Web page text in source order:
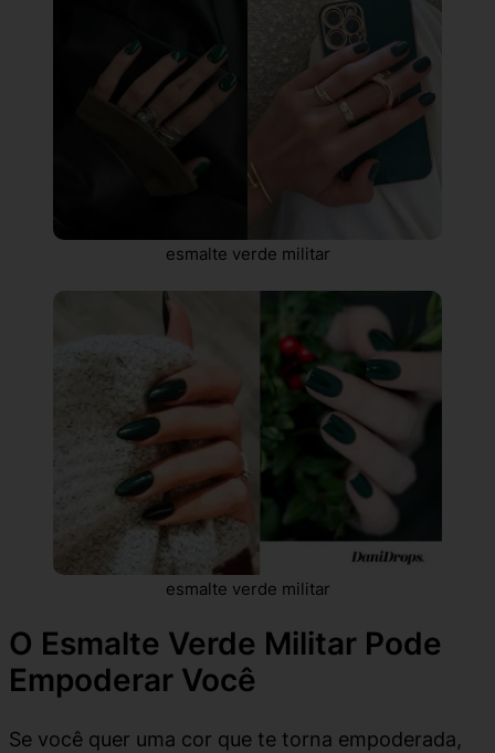
esmalte verde militar
esmalte verde militar
O Esmalte Verde Militar Pode
Empoderar Você
Se você quer uma cor que te torna empoderada,